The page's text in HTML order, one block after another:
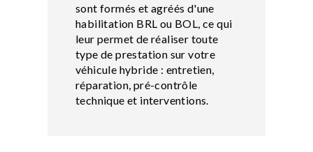
sont formés et agréés d'une
habilitation BRL ou BOL, ce qui
leur permet de réaliser toute
type de prestation sur votre
véhicule hybride : entretien,
réparation, pré-contrôle
technique et interventions.